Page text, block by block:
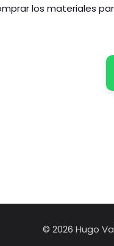
los materiales
© 2026 Hugo